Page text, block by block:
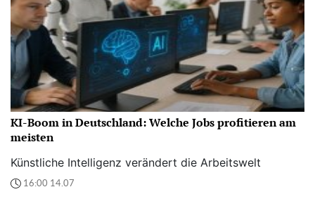
KI-Boom in Deutschland: Welche Jobs profitieren am
meisten
Künstliche Intelligenz verändert die Arbeitswelt
16:00 14.07